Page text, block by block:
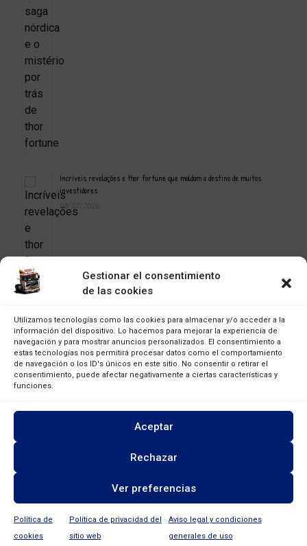
Gestionar el consentimiento
de las cookies
Utilizamos tecnologías como las cookies para almacenar y/o acceder a la
información del dispositivo. Lo hacemos para mejorar la experiencia de
navegación y para mostrar anuncios personalizados. El consentimiento a
estas tecnologías nos permitirá procesar datos como el comportamiento
de navegación o los ID's únicos en este sitio. No consentir o retirar el
consentimiento, puede afectar negativamente a ciertas características y
funciones.
Aceptar
Rechazar
Ver preferencias
Política de
cookies
Política de privacidad del
sitio web
Aviso legal y condiciones
generales de uso
Incríveis revelações e thor fortune que moldam o destino de muitos
investidores
08/07/2026
Política de privacidad Política de Cookies
Desarrollador web
©2022 Viejas Máquinas